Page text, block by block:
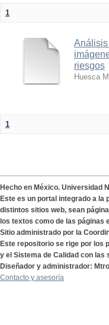
1
riesgos
Huesca
1
Hecho en México. Universidad
Este es un portal integrado a la
distintos sitios web, sean
los textos como de las
Sitio administrado por la
Este repositorio se rige por los
y el Sistema de Calidad con las
Diseñador y administrador:
Contacto y asesoría